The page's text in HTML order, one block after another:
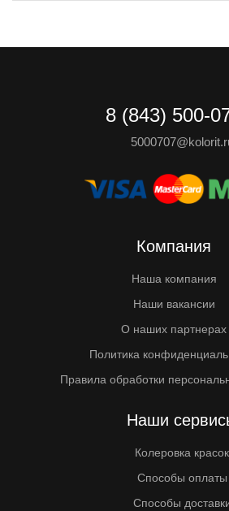
8 (843) 500-
Компания
Наша компания
Наши вакансии
О наших партнерах
Политика
Правила обработки
Наши
Колеровка красок
Способы оплаты
Способы